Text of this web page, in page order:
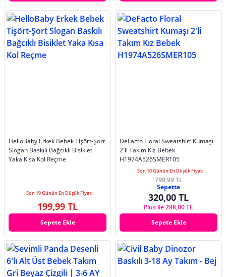
HelloBaby Erkek Bebek Tişört-Şort
Slogan Baskılı Bağcıklı Bisiklet
Yaka Kısa Kol Reçme
Son 10 Günün En Düşük Fiyatı
199,99 TL
Sepete Ekle
DeFacto Floral Sweatshirt Kumaşı
2'li Takım Kız Bebek
H1974A526SMER105
Son 10 Günün En Düşük Fiyatı
799,99 TL
Sepette
320,00 TL
Plus ile 288,00 TL
Sepete Ekle